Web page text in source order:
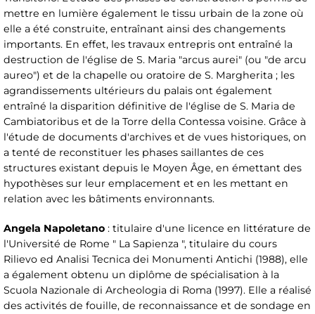
mettre en lumière également le tissu urbain de la zone où
elle a été construite, entraînant ainsi des changements
importants. En effet, les travaux entrepris ont entraîné la
destruction de l'église de S. Maria "arcus aurei" (ou "de arcu
aureo") et de la chapelle ou oratoire de S. Margherita ; les
agrandissements ultérieurs du palais ont également
entraîné la disparition définitive de l'église de S. Maria de
Cambiatoribus et de la Torre della Contessa voisine. Grâce à
l'étude de documents d'archives et de vues historiques, on
a tenté de reconstituer les phases saillantes de ces
structures existant depuis le Moyen Âge, en émettant des
hypothèses sur leur emplacement et en les mettant en
relation avec les bâtiments environnants.
Angela Napoletano : titulaire d'une licence en littérature de
l'Université de Rome " La Sapienza ", titulaire du cours
Rilievo ed Analisi Tecnica dei Monumenti Antichi (1988), elle
a également obtenu un diplôme de spécialisation à la
Scuola Nazionale di Archeologia di Roma (1997). Elle a réalisé
des activités de fouille, de reconnaissance et de sondage en